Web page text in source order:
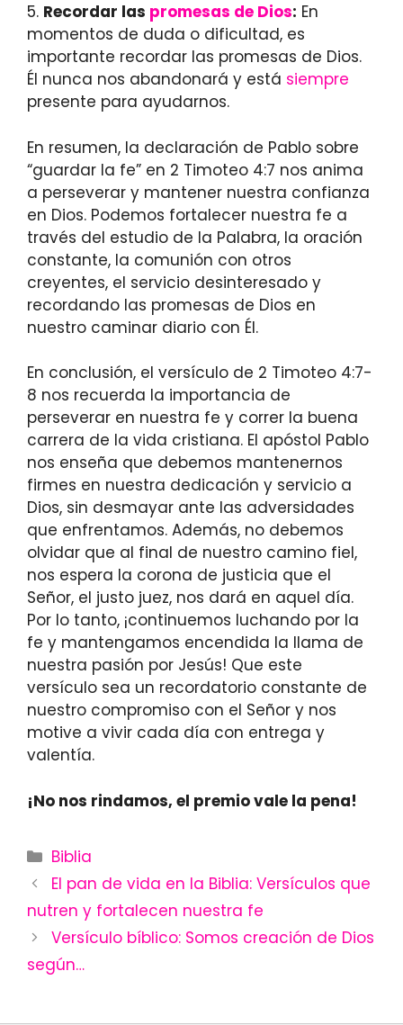
5. Recordar las promesas de Dios: En
momentos de duda o dificultad, es
importante recordar las promesas de Dios.
Él nunca nos abandonará y está siempre
presente para ayudarnos.
En resumen, la declaración de Pablo sobre
“guardar la fe” en 2 Timoteo 4:7 nos anima
a perseverar y mantener nuestra confianza
en Dios. Podemos fortalecer nuestra fe a
través del estudio de la Palabra, la oración
constante, la comunión con otros
creyentes, el servicio desinteresado y
recordando las promesas de Dios en
nuestro caminar diario con Él.
En conclusión, el versículo de 2 Timoteo 4:7-
8 nos recuerda la importancia de
perseverar en nuestra fe y correr la buena
carrera de la vida cristiana. El apóstol Pablo
nos enseña que debemos mantenernos
firmes en nuestra dedicación y servicio a
Dios, sin desmayar ante las adversidades
que enfrentamos. Además, no debemos
olvidar que al final de nuestro camino fiel,
nos espera la corona de justicia que el
Señor, el justo juez, nos dará en aquel día.
Por lo tanto, ¡continuemos luchando por la
fe y mantengamos encendida la llama de
nuestra pasión por Jesús! Que este
versículo sea un recordatorio constante de
nuestro compromiso con el Señor y nos
motive a vivir cada día con entrega y
valentía.
¡No nos rindamos, el premio vale la pena!
Categories
Biblia
El pan de vida en la Biblia: Versículos que
nutren y fortalecen nuestra fe
Versículo bíblico: Somos creación de Dios
según…